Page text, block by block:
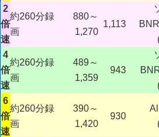
2
倍
速
約260分録
画
880～
1,270
1,113
4
倍
速
約260分録
画
489～
1,359
943
6
倍
速
約260分録
画
390～
1,420
930